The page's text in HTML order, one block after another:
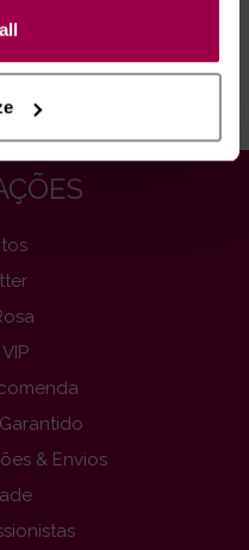
100ml
& Envios